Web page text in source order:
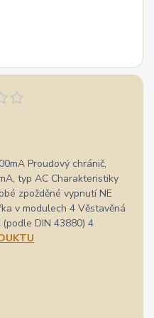
Proudový chránič,
typ AC Charakteristiky
zpožděné vypnutí NE
v modulech 4 Věstavěná
DIN 43880) 4